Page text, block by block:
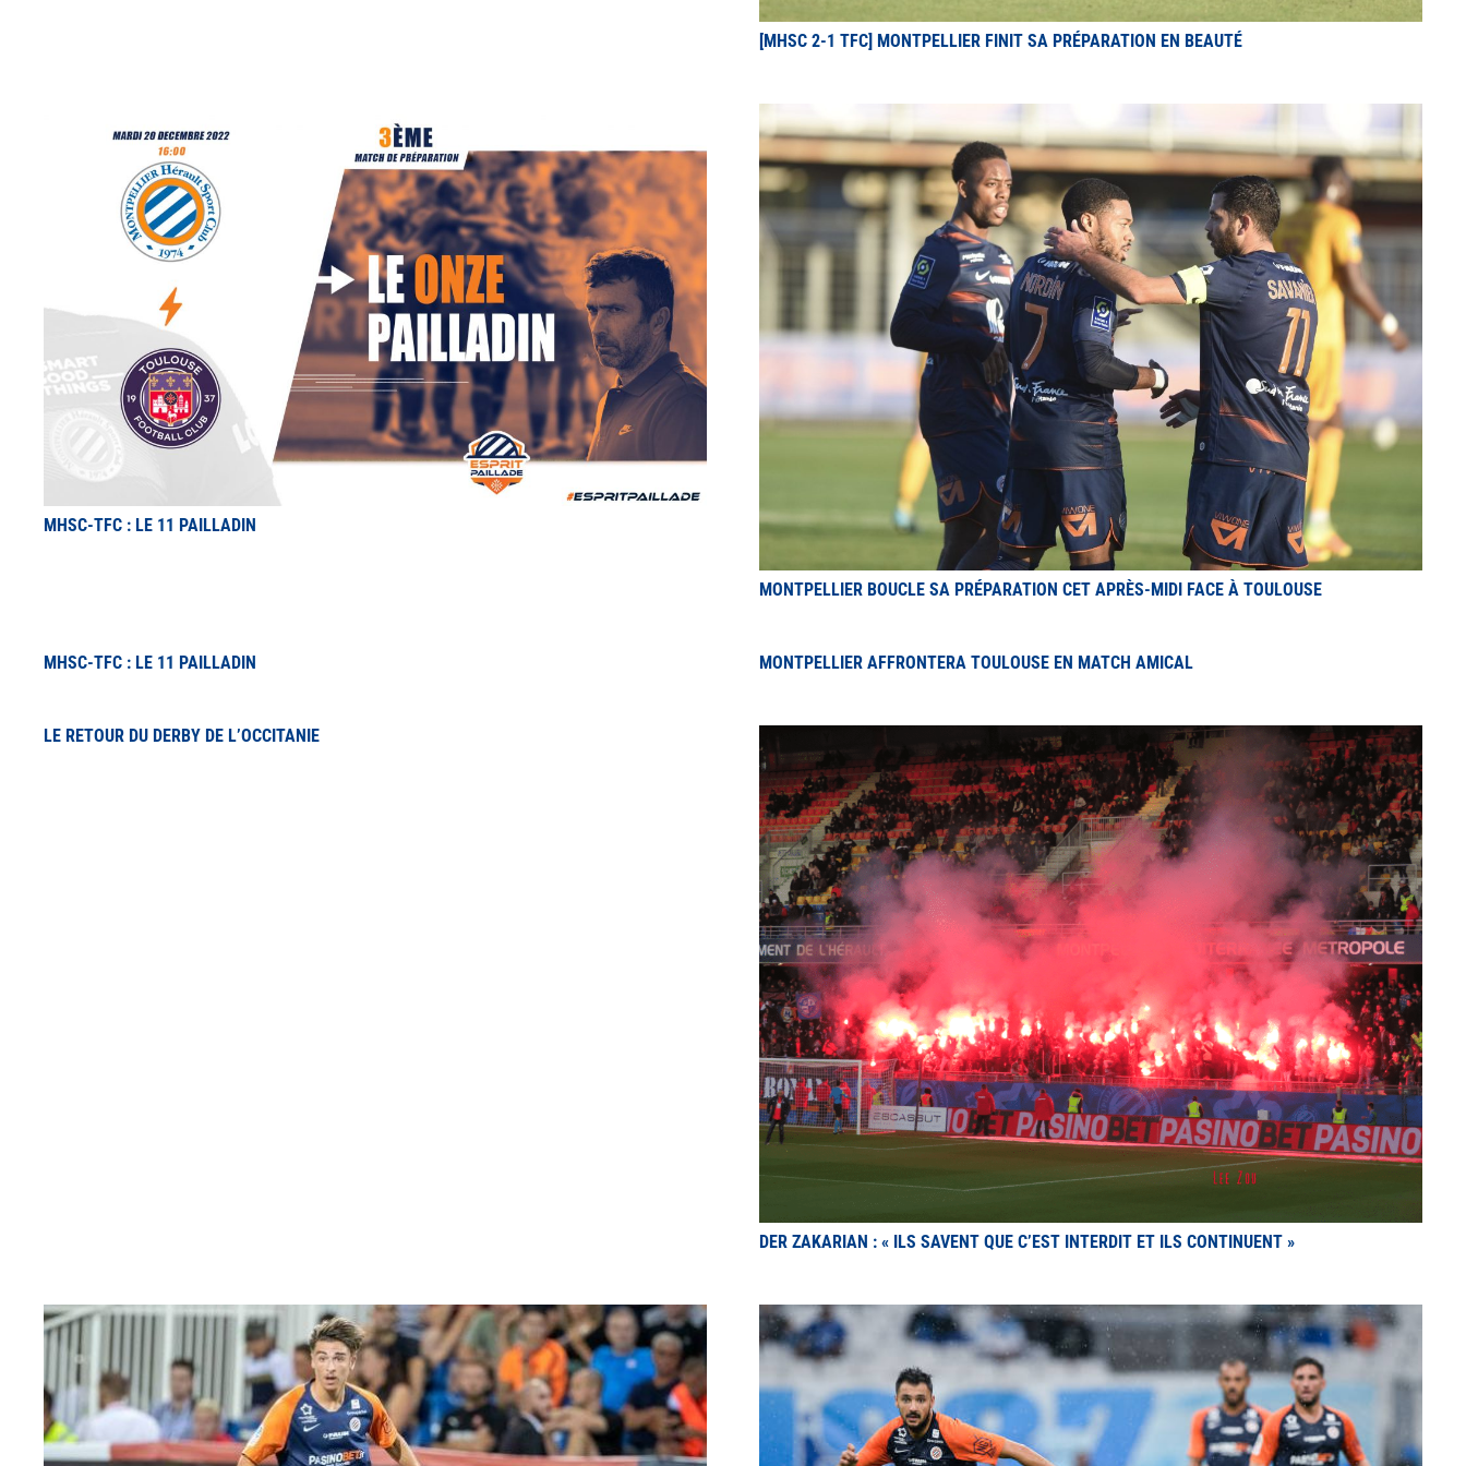
[MHSC 2-1 TFC] MONTPELLIER FINIT SA PRÉPARATION EN BEAUTÉ
MHSC-TFC : LE 11 PAILLADIN
MONTPELLIER BOUCLE SA PRÉPARATION CET APRÈS-MIDI FACE À TOULOUSE
MHSC-TFC : LE 11 PAILLADIN MONTPELLIER AFFRONTERA TOULOUSE EN MATCH AMICAL
LE RETOUR DU DERBY DE L’OCCITANIE
DER ZAKARIAN : « ILS SAVENT QUE C’EST INTERDIT ET ILS CONTINUENT »